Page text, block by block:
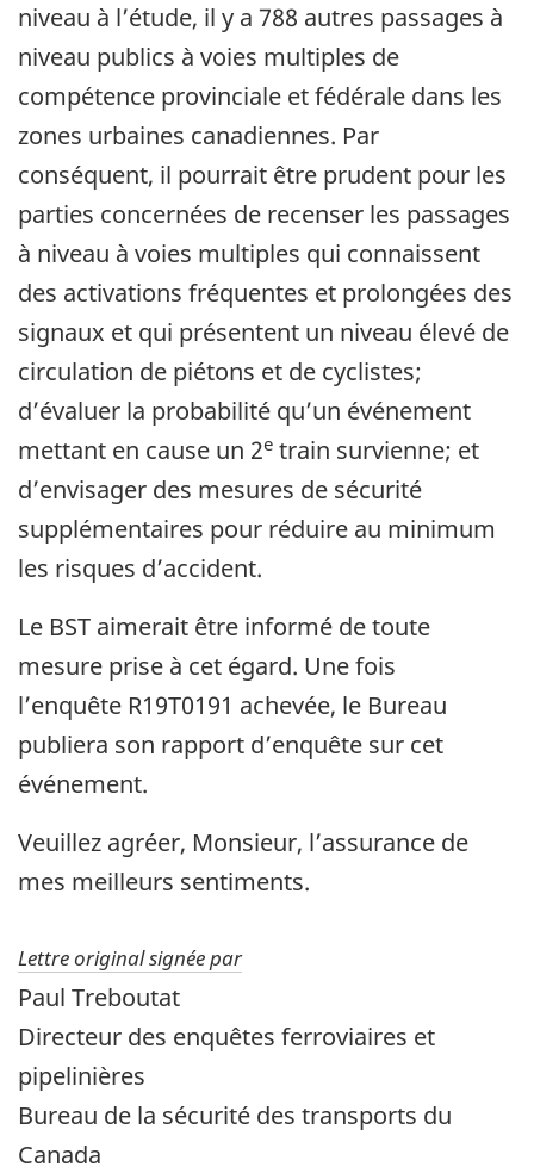
niveau à l’étude, il y a 788 autres passages à
niveau publics à voies multiples de
compétence provinciale et fédérale dans les
zones urbaines canadiennes. Par
conséquent, il pourrait être prudent pour les
parties concernées de recenser les passages
à niveau à voies multiples qui connaissent
des activations fréquentes et prolongées des
signaux et qui présentent un niveau élevé de
circulation de piétons et de cyclistes;
d’évaluer la probabilité qu’un événement
mettant en cause un 2e train survienne; et
d’envisager des mesures de sécurité
supplémentaires pour réduire au minimum
les risques d’accident.
Le BST aimerait être informé de toute
mesure prise à cet égard. Une fois
l’enquête R19T0191 achevée, le Bureau
publiera son rapport d’enquête sur cet
événement.
Veuillez agréer, Monsieur, l’assurance de
mes meilleurs sentiments.
Lettre original signée par
Paul Treboutat
Directeur des enquêtes ferroviaires et
pipelinières
Bureau de la sécurité des transports du
Canada